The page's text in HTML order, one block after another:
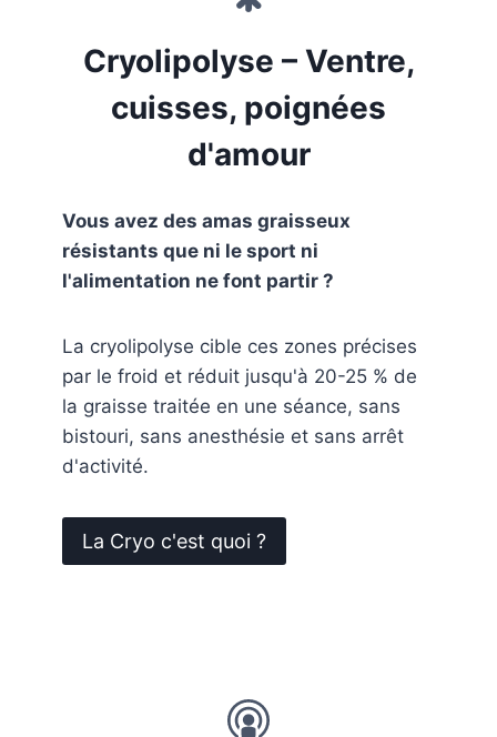
Cryolipolyse – Ventre,
cuisses, poignées
d'amour
Vous avez des amas graisseux
résistants que ni le sport ni
l'alimentation ne font partir ?
La cryolipolyse cible ces zones précises
par le froid et réduit jusqu'à 20-25 % de
la graisse traitée en une séance, sans
bistouri, sans anesthésie et sans arrêt
d'activité.
La Cryo c'est quoi ?